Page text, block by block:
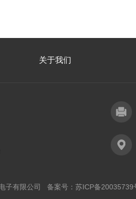
关于我们
子有限公司 备案号： 苏ICP备20035739